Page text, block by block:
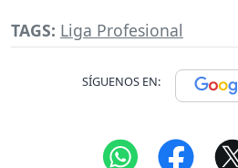
TAGS: Liga Profesional
SÍGUENOS EN: